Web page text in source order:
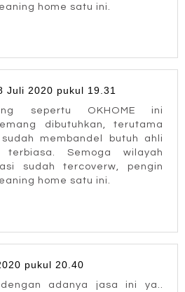
home satu ini.
Juli 2020 pukul 19.31
sepertu OKHOME ini
dibutuhkan, terutama
membandel butuh ahli
Semoga wilayah
sudah tercoverw, pengin
home satu ini.
pukul 20.40
adanya jasa ini ya..